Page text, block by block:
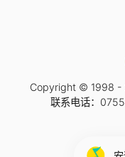
Copyright © 1998 -
联系电话：